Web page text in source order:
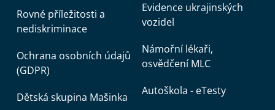
Rovné příležitosti a
nediskriminace
Ochrana osobních údajů
(GDPR)
Dětská skupina Mašinka
Evidence ukrajinských
vozidel
Námořní lékaři,
osvědčení MLC
Autoškola - eTesty